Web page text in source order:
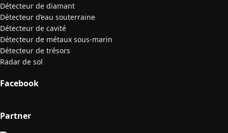
Détecteur de diamant
Détecteur d’eau souterraine
Détecteur de cavité
Détecteur de métaux sous-marin
Détecteur de trésors
Radar de sol
Facebook
Partner